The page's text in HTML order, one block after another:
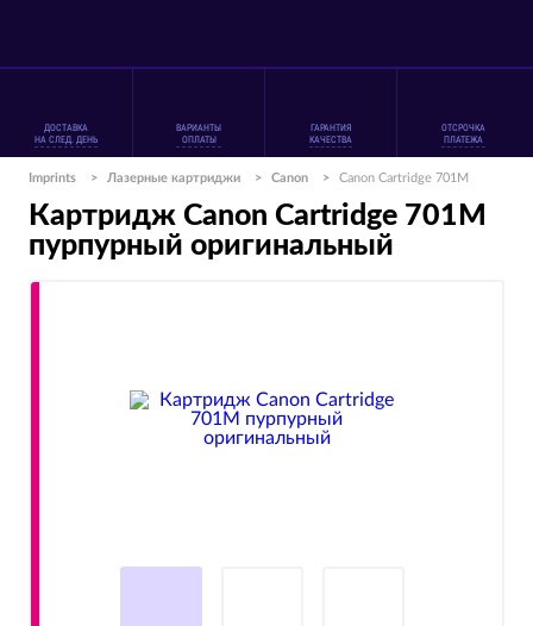
ДОСТАВКА
НА СЛЕД. ДЕНЬ
ВАРИАНТЫ
ОПЛАТЫ
ГАРАНТИЯ
КАЧЕСТВА
ОТСРОЧКА
ПЛАТЕЖА
Imprints > Лазерные картриджи > Canon > Canon Cartridge 701M
Картридж Canon Cartridge 701M
пурпурный оригинальный